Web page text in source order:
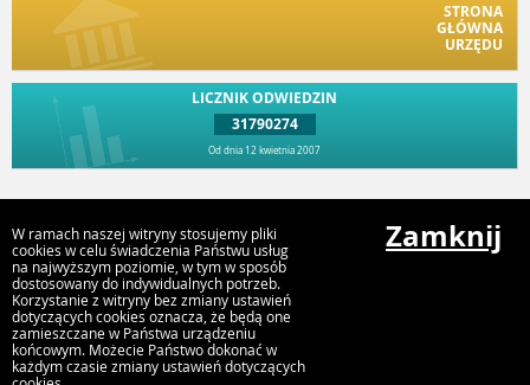
STRONA
GŁÓWNA
URZĘDU
LICZNIK ODWIEDZIN
31790274
Od dnia 12 kwietnia 2007
Urząd Gminy i Miasta Rychwał
Plac Wolności 16, 62-570 Rychwał
W ramach naszej witryny stosujemy pliki
cookies w celu świadczenia Państwu usług
na najwyższym poziomie, w tym w sposób
dostosowany do indywidualnych potrzeb.
Korzystanie z witryny bez zmiany ustawień
dotyczących cookies oznacza, że będą one
zamieszczane w Państwa urządzeniu
końcowym. Możecie Państwo dokonać w
każdym czasie zmiany ustawień dotyczących
Zamknij